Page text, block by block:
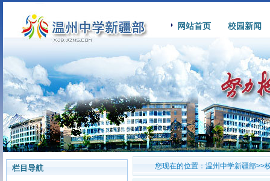
网站首页 校园新闻
您现在的位置： 温州中学新疆部>>
栏目导航